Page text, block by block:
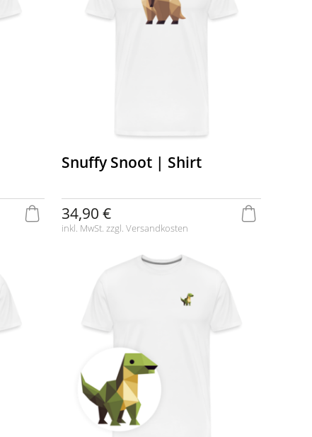
Snuffy Snoot | Shirt
34,90 €
inkl. MwSt. zzgl. Versandkosten